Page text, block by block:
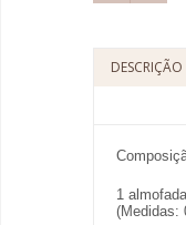
DESCRIÇÃO
1
(Medidas: